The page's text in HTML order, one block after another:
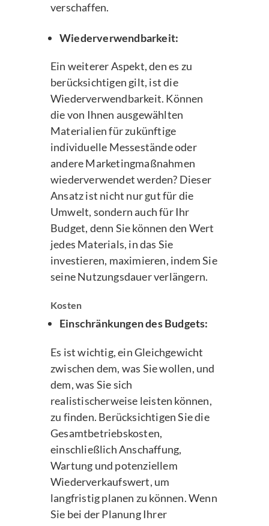
verschaffen.
Wiederverwendbarkeit:
Ein weiterer Aspekt, den es zu
berücksichtigen gilt, ist die
Wiederverwendbarkeit. Können
die von Ihnen ausgewählten
Materialien für zukünftige
individuelle Messestände oder
andere Marketingmaßnahmen
wiederverwendet werden? Dieser
Ansatz ist nicht nur gut für die
Umwelt, sondern auch für Ihr
Budget, denn Sie können den Wert
jedes Materials, in das Sie
investieren, maximieren, indem Sie
seine Nutzungsdauer verlängern.
Kosten
Einschränkungen des Budgets:
Es ist wichtig, ein Gleichgewicht
zwischen dem, was Sie wollen, und
dem, was Sie sich
realistischerweise leisten können,
zu finden. Berücksichtigen Sie die
Gesamtbetriebskosten,
einschließlich Anschaffung,
Wartung und potenziellem
Wiederverkaufswert, um
langfristig planen zu können. Wenn
Sie bei der Planung Ihrer